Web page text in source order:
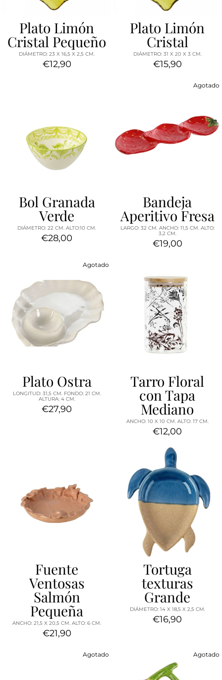
Plato Limón
Cristal Pequeño
DIÁMETRO: 23 X 16,5 X 2,5 CM.
€12,90
Plato Limón
Cristal
DIÁMETRO: 31 X 20 X 3 CM.
€15,90
Bol Granada
Verde
DIÁMETRO: 22 CM. ALTO:10 CM.
€28,00
Agotado
Bandeja
Aperitivo Fresa
LARGO: 32 CM. ANCHO: 11,5 CM. ALTO:
3,2 CM.
€19,00
Agotado
Plato Ostra
LONGITUD: 31,5 CM. FONDO: 21 CM.
ALTURA: 4 CM.
€27,90
Tarro Floral
con Tapa
Mediano
ANCHO: 10 X 10 CM. ALTO: 17 CM.
€12,00
Fuente
Ventosas
Salmón
Pequeña
ANCHO: 21,5 X 20,5 CM. ALTO: 6 CM.
€21,90
Tortuga
texturas
Grande
DIÁMETRO: 14 X 18,5 X 2,5 CM.
€16,90
Agotado Agotado